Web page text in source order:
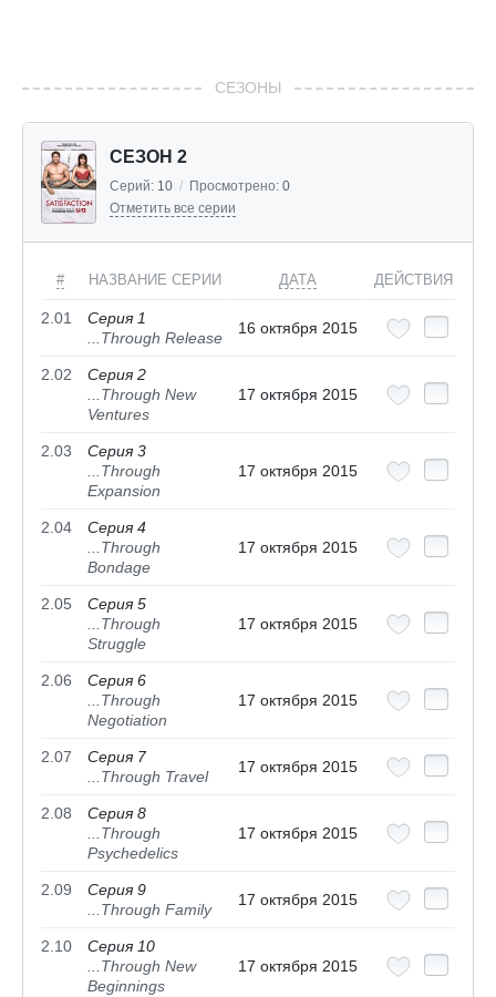
СЕЗОНЫ
СЕЗОН 2
Серий: 10 / Просмотрено: 0
Отметить все серии
# НАЗВАНИЕ СЕРИИ ДАТА ДЕЙСТВИЯ
2.01
Серия 1
...Through Release
16 октября 2015
2.02
Серия 2
...Through New
Ventures
17 октября 2015
2.03
Серия 3
...Through
Expansion
17 октября 2015
2.04
Серия 4
...Through
Bondage
17 октября 2015
2.05
Серия 5
...Through
Struggle
17 октября 2015
2.06
Серия 6
...Through
Negotiation
17 октября 2015
2.07
Серия 7
...Through Travel
17 октября 2015
2.08
Серия 8
...Through
Psychedelics
17 октября 2015
2.09
Серия 9
...Through Family
17 октября 2015
2.10
Серия 10
...Through New
Beginnings
17 октября 2015